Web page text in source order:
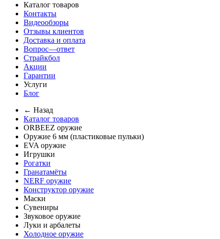
Каталог товаров
Контакты
Видеообзоры
Отзывы клиентов
Доставка и оплата
Вопрос—ответ
Страйкбол
Акции
Гарантии
Услуги
Блог
← Назад
Каталог товаров
ORBEEZ оружие
Оружие 6 мм (пластиковые пульки)
EVA оружие
Игрушки
Рогатки
Гранатамёты
NERF оружие
Конструктор оружие
Маски
Сувениры
Звуковое оружие
Луки и арбалеты
Холодное оружие